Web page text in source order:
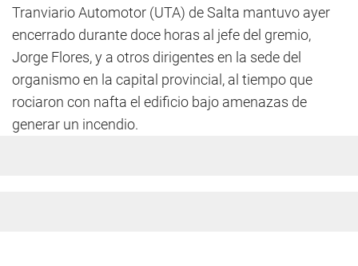
Tranviario Automotor (UTA) de Salta mantuvo ayer
encerrado durante doce horas al jefe del gremio,
Jorge Flores, y a otros dirigentes en la sede del
organismo en la capital provincial, al tiempo que
rociaron con nafta el edificio bajo amenazas de
generar un incendio.